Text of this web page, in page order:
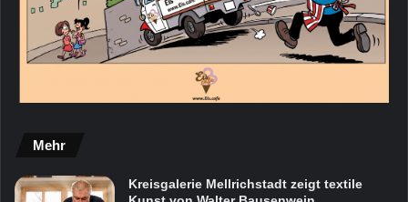
Mehr
Kreisgalerie Mellrichstadt zeigt textile